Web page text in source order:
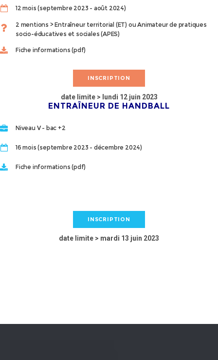
12 mois (septembre 2023 - août 2024)
2 mentions > Entraîneur territorial (ET) ou Animateur de pratiques
socio-éducatives et sociales (APES)
Fiche informations (pdf)
INSCRIPTION
date limite > lundi 12 juin 2023
ENTRAÎNEUR DE HANDBALL
Niveau V - bac +2
16 mois (septembre 2023 - décembre 2024)
Fiche informations (pdf)
INSCRIPTION
date limite > mardi 13 juin 2023